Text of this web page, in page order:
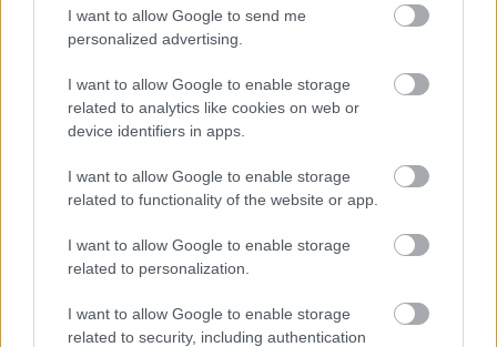
I want to allow Google to send me
personalized advertising.
I want to allow Google to enable storage
related to analytics like cookies on web or
device identifiers in apps.
I want to allow Google to enable storage
related to functionality of the website or app.
I want to allow Google to enable storage
related to personalization.
I want to allow Google to enable storage
related to security, including authentication
«Εθνική καταστροφή»: Σε κατάσταση
έκτακτης ανάγκης η Κολομβία μετά
τον σεισμό των 7,4 Ρίχτερ –
Τουλάχιστον 111 νεκροί, αγων...